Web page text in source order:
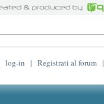
log-in | Registrati al forum |